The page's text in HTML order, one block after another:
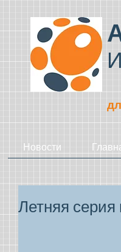
Новости
Летняя